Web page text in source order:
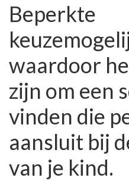
Beperkte
waardoor
zijn om een
vinden die
aansluit bij
van je kind.